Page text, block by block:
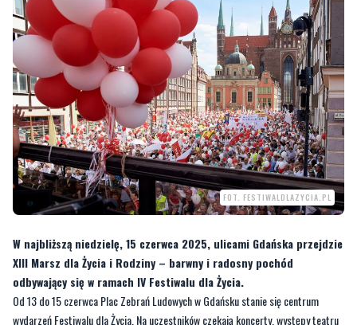
piątek, 13 czerwca 2025, 11:00
FOT. FESTIWALDLAZYCIA.PL
W najbliższą niedzielę, 15 czerwca 2025, ulicami Gdańska przejdzie
XIII Marsz dla Życia i Rodziny – barwny i radosny pochód